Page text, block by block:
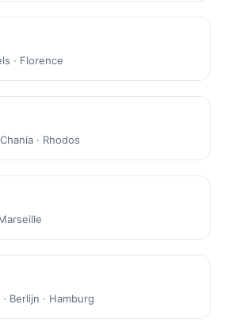
· Florence
· Rhodos
Berlijn · Hamburg